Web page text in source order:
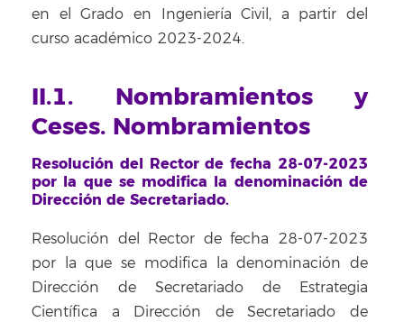
en el Grado en Ingeniería Civil, a partir del
curso académico 2023-2024.
II.1. Nombramientos y
Ceses. Nombramientos
Resolución del Rector de fecha 28-07-2023
por la que se modifica la denominación de
Dirección de Secretariado.
Resolución del Rector de fecha 28-07-2023
por la que se modifica la denominación de
Dirección de Secretariado de Estrategia
Científica a Dirección de Secretariado de